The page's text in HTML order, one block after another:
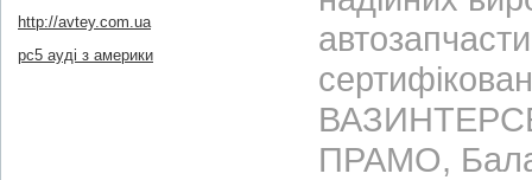
http://avtey.com.ua
рс5 ауді з америки
ПРАМО,